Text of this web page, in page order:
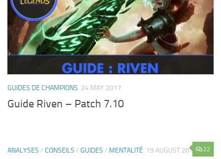
GUIDES DE CHAMPIONS 24 MAY 2017
Guide Riven – Patch 7.10
22
ANALYSES / CONSEILS / GUIDES / MENTALITÉ 19 AUGUST 2016